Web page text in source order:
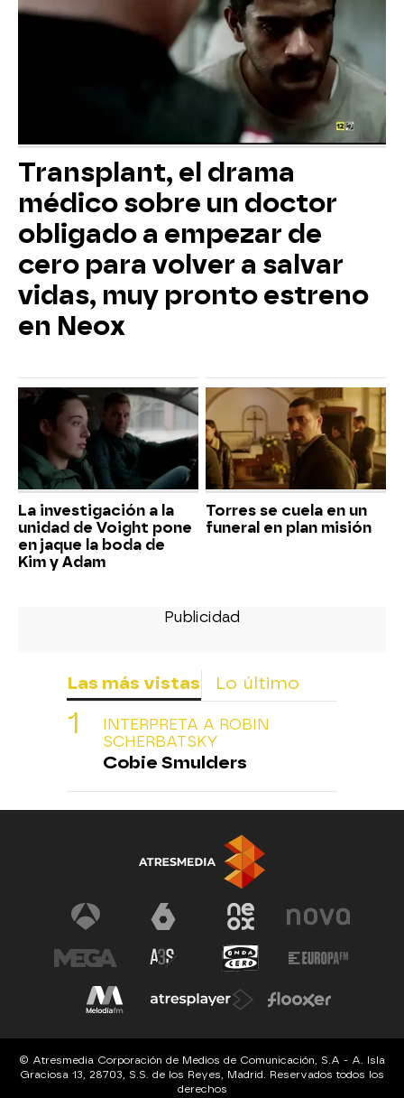
Transplant, el drama
médico sobre un doctor
obligado a empezar de
cero para volver a salvar
vidas, muy pronto estreno
en Neox
La investigación a la
unidad de Voight pone
en jaque la boda de
Kim y Adam
Torres se cuela en un
funeral en plan misión
Las más vistas Lo último
INTERPRETA A ROBIN
SCHERBATSKY
Cobie Smulders
© Atresmedia Corporación de Medios de Comunicación, S.A - A. Isla
Graciosa 13, 28703, S.S. de los Reyes, Madrid. Reservados todos los
derechos